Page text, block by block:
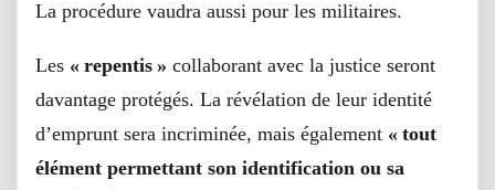
La procédure vaudra aussi pour les militaires.
Les « repentis » collaborant avec la justice seront
davantage protégés. La révélation de leur identité
d’emprunt sera incriminée, mais également « tout
élément permettant son identification ou sa